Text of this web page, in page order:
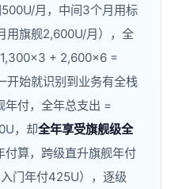
500U/月，中间3个月用标
用旗舰2,600U/月），全
+ 2,600×6 =
开始就识别到业务有全栈
年付，全年总支出 =
，却全年享受旗舰级全
付算，跨级直升旗舰年付
门年付425U），逐级